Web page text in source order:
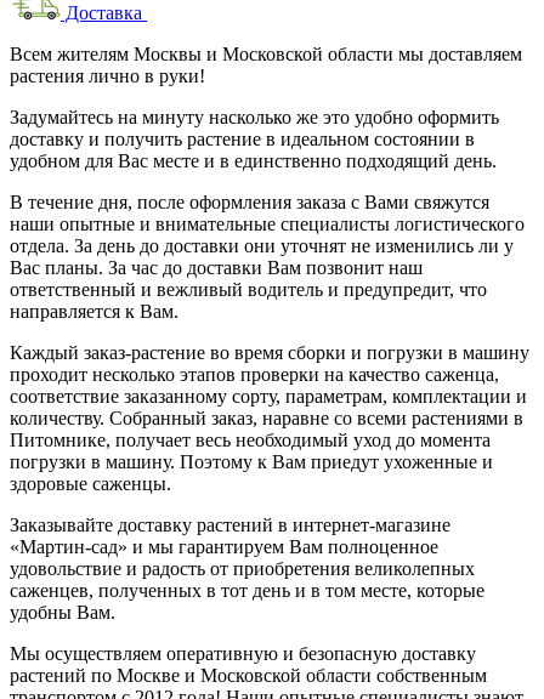
Доставка
Всем жителям Москвы и Московской области мы доставляем
растения лично в руки!
Задумайтесь на минуту насколько же это удобно оформить
доставку и получить растение в идеальном состоянии в
удобном для Вас месте и в единственно подходящий день.
В течение дня, после оформления заказа с Вами свяжутся
наши опытные и внимательные специалисты логистического
отдела. За день до доставки они уточнят не изменились ли у
Вас планы. За час до доставки Вам позвонит наш
ответственный и вежливый водитель и предупредит, что
направляется к Вам.
Каждый заказ-растение во время сборки и погрузки в машину
проходит несколько этапов проверки на качество саженца,
соответствие заказанному сорту, параметрам, комплектации и
количеству. Собранный заказ, наравне со всеми растениями в
Питомнике, получает весь необходимый уход до момента
погрузки в машину. Поэтому к Вам приедут ухоженные и
здоровые саженцы.
Заказывайте доставку растений в интернет-магазине
«Мартин-сад» и мы гарантируем Вам полноценное
удовольствие и радость от приобретения великолепных
саженцев, полученных в тот день и в том месте, которые
удобны Вам.
Мы осуществляем оперативную и безопасную доставку
растений по Москве и Московской области собственным